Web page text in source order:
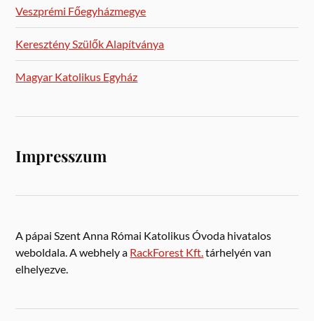
Veszprémi Főegyházmegye
Keresztény Szülők Alapítványa
Magyar Katolikus Egyház
Impresszum
A pápai Szent Anna Római Katolikus Óvoda hivatalos
weboldala. A webhely a RackForest Kft.tárhelyén van
elhelyezve.